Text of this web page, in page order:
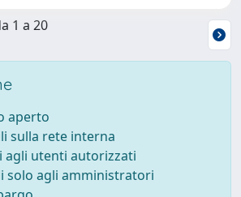
1 a 20
aperto
sulla rete interna
agli utenti autorizzati
solo agli amministratori